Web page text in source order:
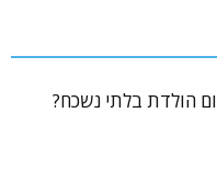
הולדת בלתי נשכח?